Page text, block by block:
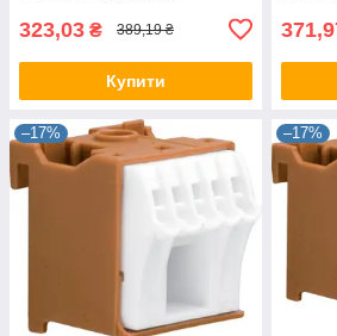
323,03 ₴ 389,19 ₴
Купити
–17% –17%